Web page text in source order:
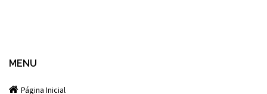
MENU
Página Inicial